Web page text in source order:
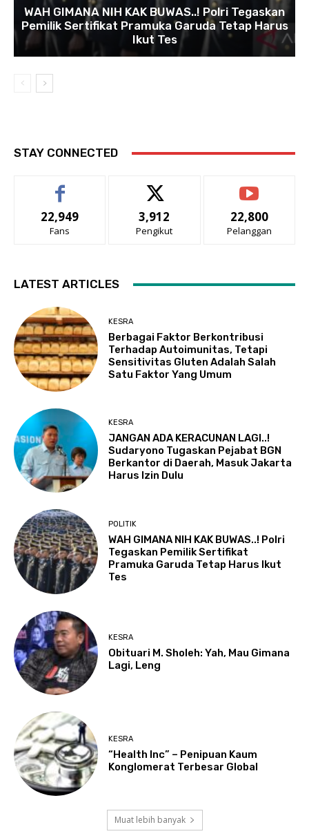
WAH GIMANA NIH KAK BUWAS..! Polri Tegaskan
Pemilik Sertifikat Pramuka Garuda Tetap Harus
Ikut Tes
STAY CONNECTED
22,949
Fans
3,912
Pengikut
22,800
Pelanggan
LATEST ARTICLES
KESRA
Berbagai Faktor Berkontribusi
Terhadap Autoimunitas, Tetapi
Sensitivitas Gluten Adalah Salah
Satu Faktor Yang Umum
KESRA
JANGAN ADA KERACUNAN LAGI..!
Sudaryono Tugaskan Pejabat BGN
Berkantor di Daerah, Masuk Jakarta
Harus Izin Dulu
POLITIK
WAH GIMANA NIH KAK BUWAS..! Polri
Tegaskan Pemilik Sertifikat
Pramuka Garuda Tetap Harus Ikut
Tes
KESRA
Obituari M. Sholeh: Yah, Mau Gimana
Lagi, Leng
KESRA
“Health Inc” – Penipuan Kaum
Konglomerat Terbesar Global
Muat lebih banyak